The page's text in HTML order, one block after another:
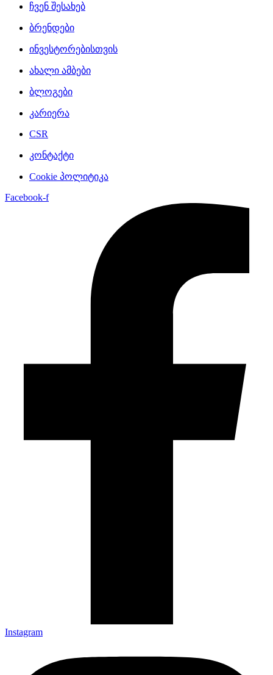
ჩვენ შესახებ
ბრენდები
ინვესტორებისთვის
ახალი ამბები
ბლოგები
კარიერა
CSR
კონტაქტი
Cookie პოლიტიკა
Facebook-f
Instagram